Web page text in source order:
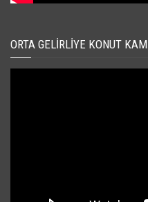
ORTA GELIRLIYE KONUT